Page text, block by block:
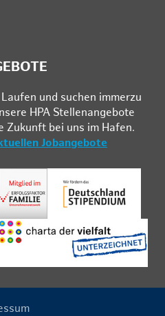
und su­chen im­mer­zu
HPA Stel­len­an­ge­bo­te
Zu­kunft bei uns im Ha­fen.
Jobangebote